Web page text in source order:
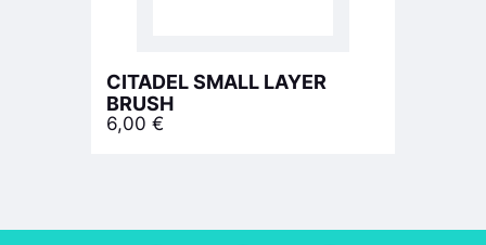
CITADEL SMALL LAYER
BRUSH
6,00 €